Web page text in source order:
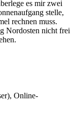
es mir zwei
stelle,
rechnen muss.
Nordosten nicht frei
Online-